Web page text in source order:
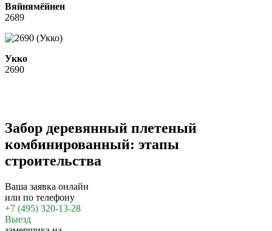
Вяйнямёйнен
2689
Укко
2690
Забор деревянный плетеный
комбинированный: этапы
строительства
Ваша заявка онлайн
или по телефону
+7 (495) 320-13-28
Выезд